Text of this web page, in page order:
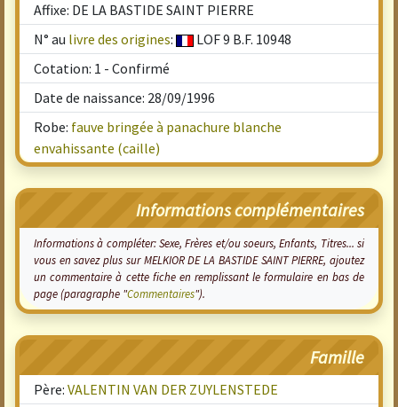
Affixe: DE LA BASTIDE SAINT PIERRE
N° au livre des origines:
LOF 9 B.F. 10948
Cotation: 1 - Confirmé
Date de naissance: 28/09/1996
Robe: fauve bringée à panachure blanche
envahissante (caille)
Informations complémentaires
Informations à compléter: Sexe, Frères et/ou soeurs, Enfants, Titres... si
vous en savez plus sur MELKIOR DE LA BASTIDE SAINT PIERRE, ajoutez
un commentaire à cette fiche en remplissant le formulaire en bas de
page (paragraphe "Commentaires").
Famille
Père: VALENTIN VAN DER ZUYLENSTEDE